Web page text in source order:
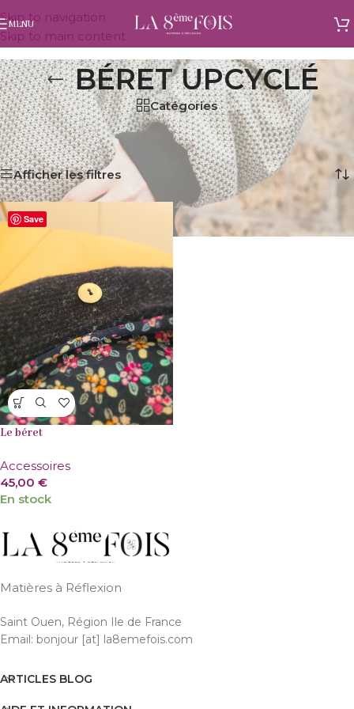
Skip to navigation
Skip to main content
MENU
BÉRET UPCYCLÉ
Catégories
Accueil/Produits identifiés “béret upcyclé”
Voici le seul résultat
Afficher les filtres
Save
Le béret
Accessoires
45,00 €
En stock
Matières à Réflexion
Saint Ouen, Région Ile de France
Email: bonjour [at] la8emefois.com
ARTICLES BLOG